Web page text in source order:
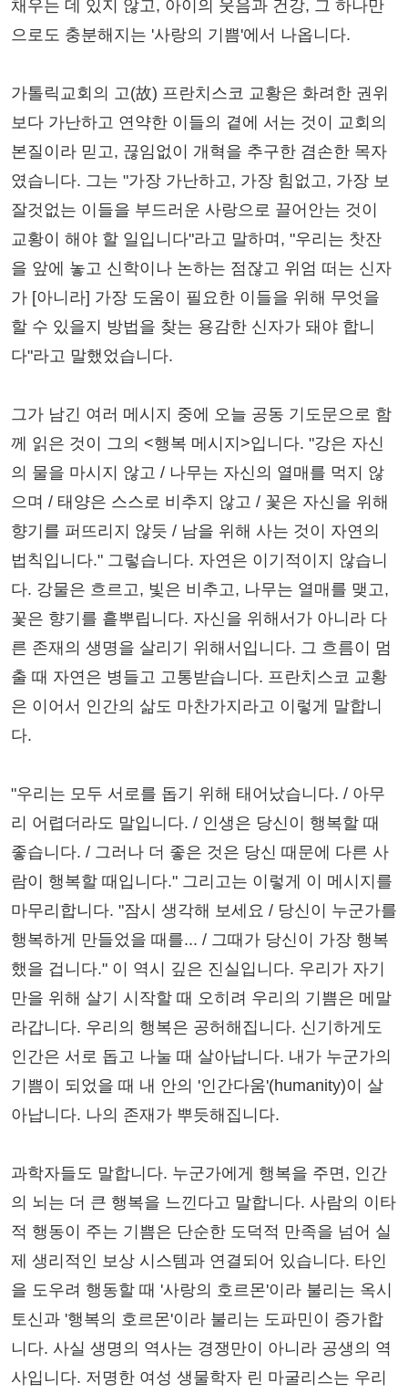
채우는 데 있지 않고, 아이의 웃음과 건강, 그 하나만
으로도 충분해지는 '사랑의 기쁨'에서 나옵니다.
가톨릭교회의 고(故) 프란치스코 교황은 화려한 권위
보다 가난하고 연약한 이들의 곁에 서는 것이 교회의
본질이라 믿고, 끊임없이 개혁을 추구한 겸손한 목자
였습니다. 그는 "가장 가난하고, 가장 힘없고, 가장 보
잘것없는 이들을 부드러운 사랑으로 끌어안는 것이
교황이 해야 할 일입니다"라고 말하며, "우리는 찻잔
을 앞에 놓고 신학이나 논하는 점잖고 위엄 떠는 신자
가 [아니라] 가장 도움이 필요한 이들을 위해 무엇을
할 수 있을지 방법을 찾는 용감한 신자가 돼야 합니
다"라고 말했었습니다.
그가 남긴 여러 메시지 중에 오늘 공동 기도문으로 함
께 읽은 것이 그의 <행복 메시지>입니다. "강은 자신
의 물을 마시지 않고 / 나무는 자신의 열매를 먹지 않
으며 / 태양은 스스로 비추지 않고 / 꽃은 자신을 위해
향기를 퍼뜨리지 않듯 / 남을 위해 사는 것이 자연의
법칙입니다." 그렇습니다. 자연은 이기적이지 않습니
다. 강물은 흐르고, 빛은 비추고, 나무는 열매를 맺고,
꽃은 향기를 흩뿌립니다. 자신을 위해서가 아니라 다
른 존재의 생명을 살리기 위해서입니다. 그 흐름이 멈
출 때 자연은 병들고 고통받습니다. 프란치스코 교황
은 이어서 인간의 삶도 마찬가지라고 이렇게 말합니
다.
"우리는 모두 서로를 돕기 위해 태어났습니다. / 아무
리 어렵더라도 말입니다. / 인생은 당신이 행복할 때
좋습니다. / 그러나 더 좋은 것은 당신 때문에 다른 사
람이 행복할 때입니다." 그리고는 이렇게 이 메시지를
마무리합니다. "잠시 생각해 보세요 / 당신이 누군가를
행복하게 만들었을 때를... / 그때가 당신이 가장 행복
했을 겁니다." 이 역시 깊은 진실입니다. 우리가 자기
만을 위해 살기 시작할 때 오히려 우리의 기쁨은 메말
라갑니다. 우리의 행복은 공허해집니다. 신기하게도
인간은 서로 돕고 나눌 때 살아납니다. 내가 누군가의
기쁨이 되었을 때 내 안의 '인간다움'(humanity)이 살
아납니다. 나의 존재가 뿌듯해집니다.
과학자들도 말합니다. 누군가에게 행복을 주면, 인간
의 뇌는 더 큰 행복을 느낀다고 말합니다. 사람의 이타
적 행동이 주는 기쁨은 단순한 도덕적 만족을 넘어 실
제 생리적인 보상 시스템과 연결되어 있습니다. 타인
을 도우려 행동할 때 '사랑의 호르몬'이라 불리는 옥시
토신과 '행복의 호르몬'이라 불리는 도파민이 증가합
니다. 사실 생명의 역사는 경쟁만이 아니라 공생의 역
사입니다. 저명한 여성 생물학자 린 마굴리스는 우리